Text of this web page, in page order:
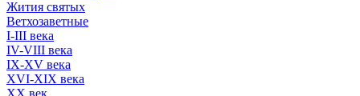
Жития святых
Ветхозаветные
I-III века
IV-VIII века
IX-XV века
XVI-XIX века
XX век